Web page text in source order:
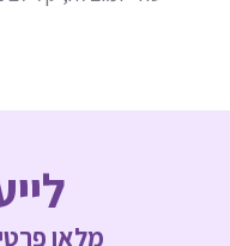
מלאו